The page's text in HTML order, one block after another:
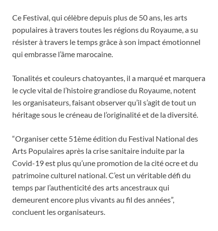
Ce Festival, qui célèbre depuis plus de 50 ans, les arts
populaires à travers toutes les régions du Royaume, a su
résister à travers le temps grâce à son impact émotionnel
qui embrasse l’âme marocaine.
Tonalités et couleurs chatoyantes, il a marqué et marquera
le cycle vital de l’histoire grandiose du Royaume, notent
les organisateurs, faisant observer qu’il s’agit de tout un
héritage sous le créneau de l’originalité et de la diversité.
“Organiser cette 51ème édition du Festival National des
Arts Populaires après la crise sanitaire induite par la
Covid-19 est plus qu’une promotion de la cité ocre et du
patrimoine culturel national. C’est un véritable défi du
temps par l’authenticité des arts ancestraux qui
demeurent encore plus vivants au fil des années”,
concluent les organisateurs.